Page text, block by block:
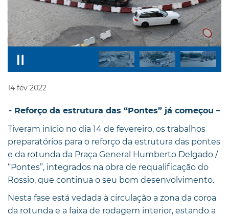
14 fev 2022
- Reforço da estrutura das “Pontes” já começou –
Tiveram início no dia 14 de fevereiro, os trabalhos
preparatórios para o reforço da estrutura das pontes
e da rotunda da Praça General Humberto Delgado /
“Pontes”, integrados na obra de requalificação do
Rossio, que continua o seu bom desenvolvimento.
Nesta fase está vedada à circulação a zona da coroa
da rotunda e a faixa de rodagem interior, estando a